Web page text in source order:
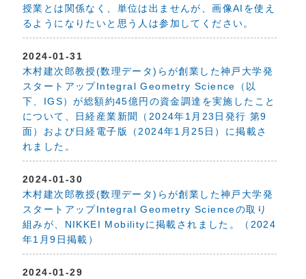
授業とは関係なく、単位は出ませんが、画像AIを使え
るようになりたいと思う人は参加してください。
2024-01-31
木村建次郎教授(数理データ)らが創業した神戸大学発
スタートアップIntegral Geometry Science（以
下、IGS）が総額約45億円の資金調達を実施したこと
について、日経産業新聞（2024年1月23日発行 第9
面）および日経電子版（2024年1月25日）に掲載さ
れました。
2024-01-30
木村建次郎教授(数理データ)らが創業した神戸大学発
スタートアップIntegral Geometry Scienceの取り
組みが、NIKKEI Mobilityに掲載されました。（2024
年1月9日掲載）
2024-01-29